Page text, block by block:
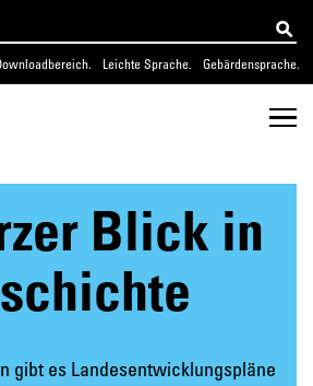
Leichte Sprache. Gebärdensprache.
Blick in
gibt es Landesentwicklungspläne